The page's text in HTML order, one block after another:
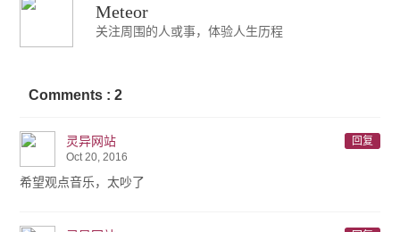
Meteor
关注周围的人或事，体验人生历程
Comments : 2
灵异网站
回复
Oct 20, 2016
希望观点音乐，太吵了